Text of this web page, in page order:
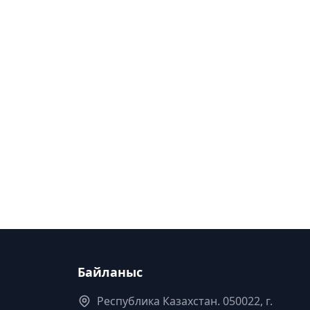
Байланыс
Республика Казахстан. 050022, г.